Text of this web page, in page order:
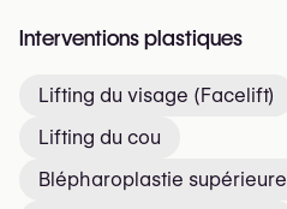
Interventions plastiques
Lifting du visage (Facelift)
Lifting du cou
Blépharoplastie supérieure